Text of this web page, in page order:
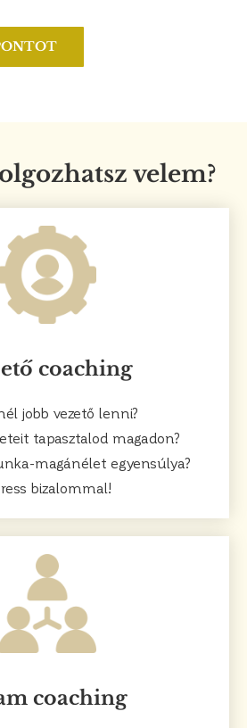
velem?
coaching
jobb vezető lenni?
tapasztalod magadon?
magánélet egyensúlya?
bizalommal!
coaching